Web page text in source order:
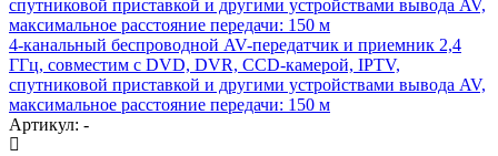
4-канальный беспроводной AV-передатчик и приемник 2,4
ГГц, совместим с DVD, DVR, CCD-камерой, IPTV,
спутниковой приставкой и другими устройствами вывода AV,
максимальное расстояние передачи: 150 м
Артикул: -